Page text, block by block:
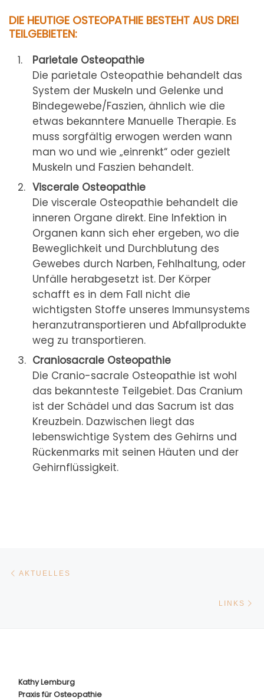
DIE HEUTIGE OSTEOPATHIE BESTEHT AUS DREI
TEILGEBIETEN:
Parietale Osteopathie
Die parietale Osteopathie behandelt das
System der Muskeln und Gelenke und
Bindegewebe/Faszien, ähnlich wie die
etwas bekanntere Manuelle Therapie. Es
muss sorgfältig erwogen werden wann
man wo und wie „einrenkt“ oder gezielt
Muskeln und Faszien behandelt.
Viscerale Osteopathie
Die viscerale Osteopathie behandelt die
inneren Organe direkt. Eine Infektion in
Organen kann sich eher ergeben, wo die
Beweglichkeit und Durchblutung des
Gewebes durch Narben, Fehlhaltung, oder
Unfälle herabgesetzt ist. Der Körper
schafft es in dem Fall nicht die
wichtigsten Stoffe unseres Immunsystems
heranzutransportieren und Abfallprodukte
weg zu transportieren.
Craniosacrale Osteopathie
Die Cranio-sacrale Osteopathie ist wohl
das bekannteste Teilgebiet. Das Cranium
ist der Schädel und das Sacrum ist das
Kreuzbein. Dazwischen liegt das
lebenswichtige System des Gehirns und
Rückenmarks mit seinen Häuten und der
Gehirnflüssigkeit.
AKTUELLES
LINKS
Kathy Lemburg
Praxis für Osteopathie